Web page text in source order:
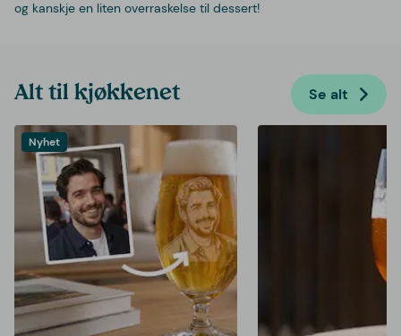
og kanskje en liten overraskelse til dessert!
Alt til kjøkkenet Se alt
Nyhet